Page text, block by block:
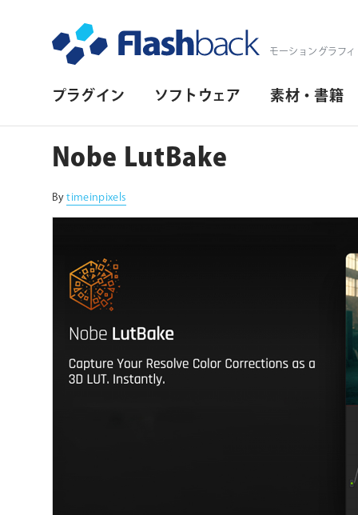
モーショングラフ
プ
イ
マ
リ・
ゲ
シ
ョ
プラグイン ソフトウェア 素材・書籍
Nobe LutBake
Bytimeinpixels